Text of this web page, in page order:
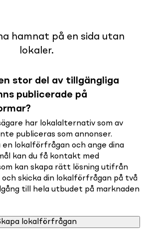
hamnat på en sida utan
lokaler.
stor del av tillgängliga
publicerade på
har lokalalternativ som av
publiceras som annonser.
lokalförfrågan och ange dina
kan du få kontakt med
kan skapa rätt lösning utifrån
och skicka din lokalförfrågan på två
till hela utbudet på marknaden
lokalförfrågan